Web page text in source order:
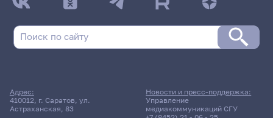
Адрес:
410012, г. Саратов, ул.
Астраханская, 83
Новости и пресс-поддержка:
Управление
медиакоммуникаций СГУ